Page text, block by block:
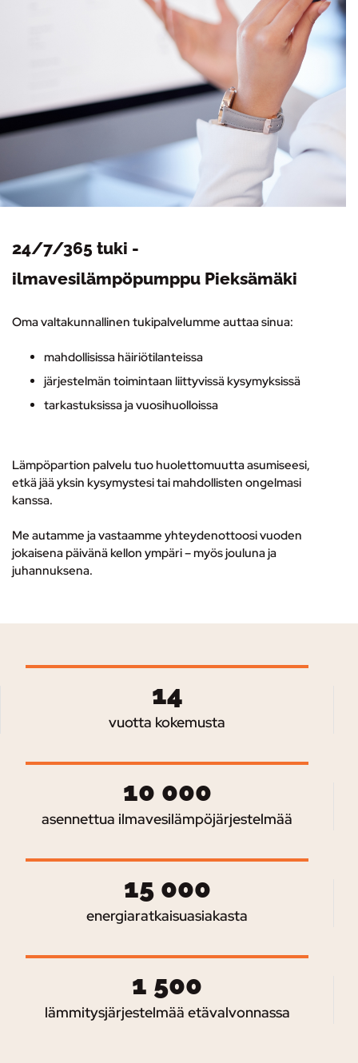
24/7/365 tuki -
ilmavesilämpöpumppu Pieksämäki
Oma valtakunnallinen tukipalvelumme auttaa sinua:
mahdollisissa häiriötilanteissa
järjestelmän toimintaan liittyvissä kysymyksissä
tarkastuksissa ja vuosihuolloissa
Lämpöpartion palvelu tuo huolettomuutta asumiseesi,
etkä jää yksin kysymystesi tai mahdollisten ongelmasi
kanssa.
Me autamme ja vastaamme yhteydenottoosi vuoden
jokaisena päivänä kellon ympäri – myös jouluna ja
juhannuksena.
14
vuotta kokemusta
10 000
asennettua ilmavesilämpöjärjestelmää
15 000
energiaratkaisuasiakasta
1 500
lämmitysjärjestelmää etävalvonnassa